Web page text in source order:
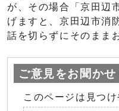
が、その場合「京田辺
げますと、京田辺市消
話を切らずにそのまま
ご意見をお聞か
このページは見つ